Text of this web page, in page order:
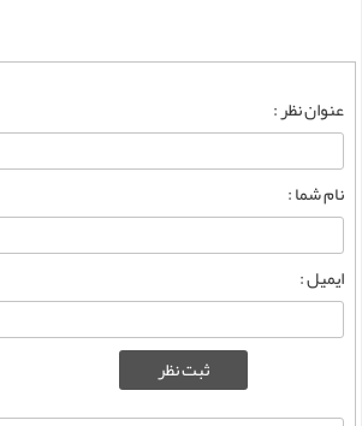
عنوان نظر :
نام شما :
ایمیل :